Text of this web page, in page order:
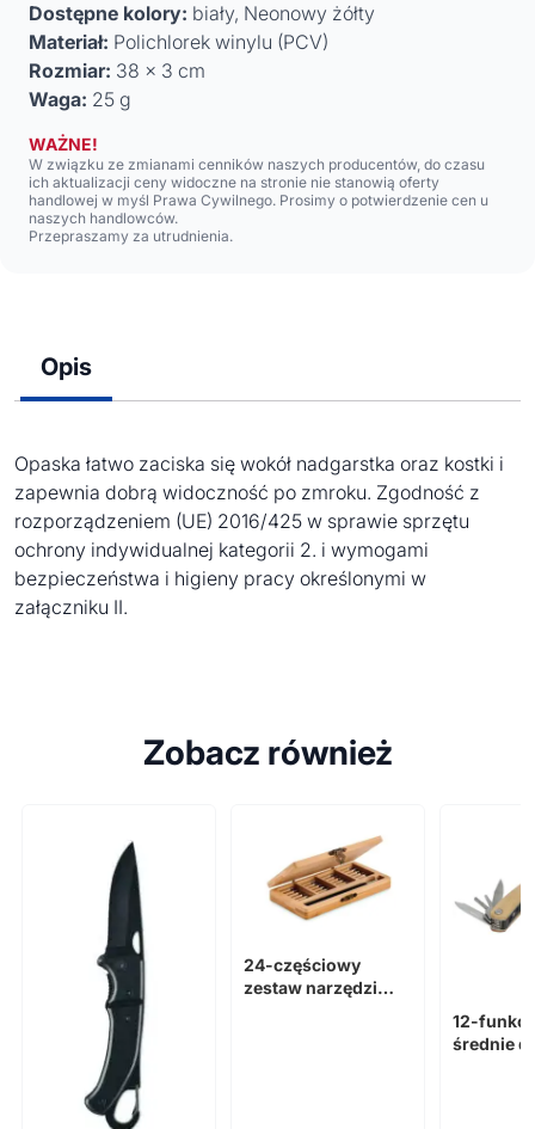
Dostępne kolory: biały, Neonowy żółty
Materiał: Polichlorek winylu (PCV)
Rozmiar: 38 x 3 cm
Waga: 25 g
WAŻNE!
W związku ze zmianami cenników naszych producentów, do czasu
ich aktualizacji ceny widoczne na stronie nie stanowią oferty
handlowej w myśl Prawa Cywilnego. Prosimy o potwierdzenie cen u
naszych handlowców.
Przepraszamy za utrudnienia.
Opis
Opaska łatwo zaciska się wokół nadgarstka oraz kostki i
zapewnia dobrą widoczność po zmroku. Zgodność z
rozporządzeniem (UE) 2016/425 w sprawie sprzętu
ochrony indywidualnej kategorii 2. i wymogami
bezpieczeństwa i higieny pracy określonymi w
załączniku II.
Zobacz również
24-częściowy
zestaw narzędzi
12-
średnie